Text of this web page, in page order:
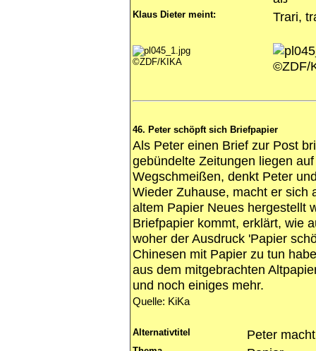
Klaus Dieter meint: Trari,
©ZDF/KIKA ©ZDF/
46. Peter schöpft sich Briefpapier
Als Peter einen Brief zur Post
gebündelte Zeitungen liegen
Wegschmeißen, denkt Peter
Wieder Zuhause, macht er sich
altem Papier Neues hergestellt
Briefpapier kommt, erklärt, wie
woher der Ausdruck 'Papier
Chinesen mit Papier zu tun
aus dem mitgebrachten
und noch einiges mehr.
Quelle: KiKa
Alternativtitel Peter